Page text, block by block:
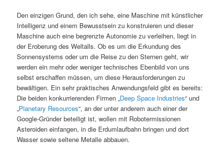
Den einzigen Grund, den ich sehe, eine Maschine mit künstlicher
Intelligenz und einem Bewusstsein zu konstruieren und dieser
Maschine auch eine begrenzte Autonomie zu verleihen, liegt in
der Eroberung des Weltalls. Ob es um die Erkundung des
Sonnensystems oder um die Reise zu den Sternen geht, wir
werden ein mehr oder weniger technisches Ebenbild von uns
selbst erschaffen müssen, um diese Herausforderungen zu
bewältigen. Ein sehr praktisches Anwendungsfeld gibt es bereits:
Die beiden konkurrierenden Firmen „Deep Space Industries“ und
„Planetary Resources“, an der unter anderem auch einer der
Google-Gründer beteiligt ist, wollen mit Robotermissionen
Asteroiden einfangen, in die Erdumlaufbahn bringen und dort
Wasser sowie seltene Metalle abbauen.